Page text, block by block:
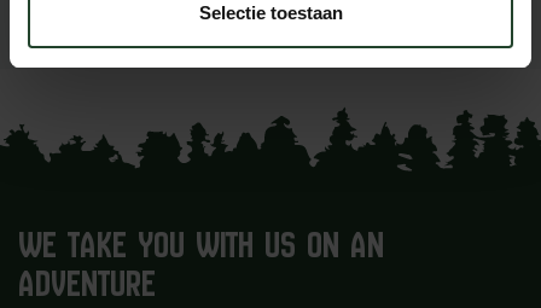
Selectie toestaan
Add your review
WE TAKE YOU WITH US ON AN
ADVENTURE